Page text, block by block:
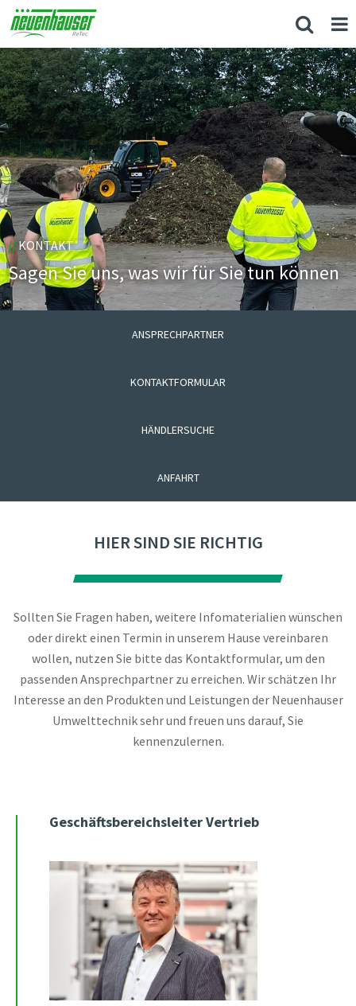
// KONTAKT
Sagen Sie uns, was wir für Sie tun können
ANSPRECHPARTNER
KONTAKTFORMULAR
HÄNDLERSUCHE
ANFAHRT
HIER SIND SIE RICHTIG
Sollten Sie Fragen haben, weitere Infomaterialien wünschen
oder direkt einen Termin in unserem Hause vereinbaren
wollen, nutzen Sie bitte das Kontaktformular, um den
passenden Ansprechpartner zu erreichen. Wir schätzen Ihr
Interesse an den Produkten und Leistungen der Neuenhauser
Umwelttechnik sehr und freuen uns darauf, Sie
kennenzulernen.
Geschäftsbereichsleiter Vertrieb